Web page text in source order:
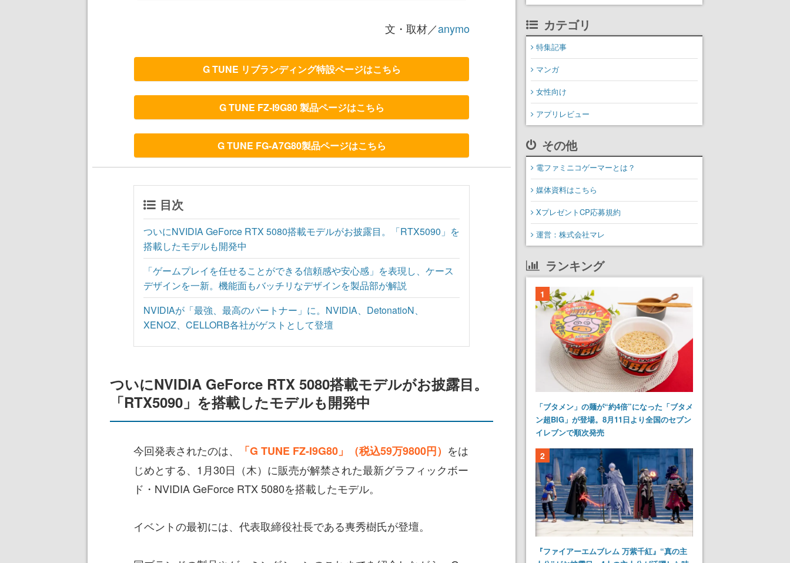
文・取材／anymo
G TUNE リブランディング特設ページはこちら
G TUNE FZ-I9G80 製品ページはこちら
G TUNE FG-A7G80製品ページはこちら
目次
ついにNVIDIA GeForce RTX 5080搭載モデルがお披露目。「RTX5090」を
搭載したモデルも開発中
「ゲームプレイを任せることができる信頼感や安心感」を表現し、ケース
デザインを一新。機能面もバッチリなデザインを製品部が解説
NVIDIAが「最強、最高のパートナー」に。NVIDIA、DetonatioN、
XENOZ、CELLORB各社がゲストとして登壇
ついにNVIDIA GeForce RTX 5080搭載モデルがお披露目。
「RTX5090」を搭載したモデルも開発中
今回発表されたのは、 「G TUNE FZ-I9G80」（税込59万9800円） をは
じめとする、1月30日（木）に販売が解禁された最新グラフィックボー
ド・NVIDIA GeForce RTX 5080を搭載したモデル。
イベントの最初には、代表取締役社長である軣秀樹氏が登壇。
カテゴリ
特集記事
マンガ
女性向け
アプリレビュー
その他
電ファミニコゲーマーとは？
媒体資料はこちら
XプレゼントCP応募規約
運営：株式会社マレ
ランキング
1
「ブタメン」の麺が“約4倍”になった「ブタメ
ン超BIG」が登場。8月11日より全国のセブン
イレブンで順次発売
2
『ファイアーエムブレム 万紫千紅』“真の主